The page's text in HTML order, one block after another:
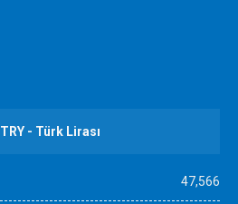
TRY - Türk Lirası
47,566